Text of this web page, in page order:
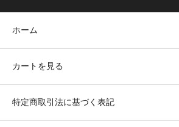
ホーム
カートを見る
特定商取引法に基づく表記